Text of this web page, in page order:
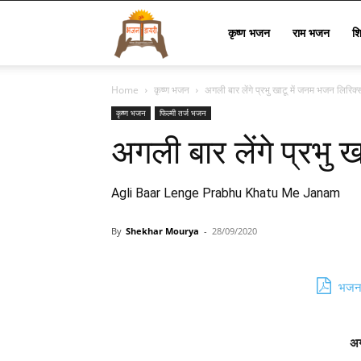
Lyrics
कृष्ण भजन राम भजन
Home कृष्ण भजन अगली बार लेंगे प्रभु खाटू में जनम भजन
कृष्ण भजन फिल्मी तर्ज भजन
अगली बार लेंगे प्रभु
Agli Baar Lenge Prabhu Khatu Me Janam
By Shekhar Mourya - 28/09/2020
भजन